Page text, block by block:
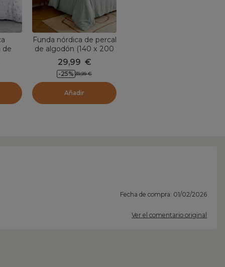
de
Funda nórdica de percal
de algodón (140 x 200
cm) Diane Azul Céladon
29,99 €
-25% 39,99 €
Añadir
Fecha de compra: 01/02/2026
Ver el comentario original